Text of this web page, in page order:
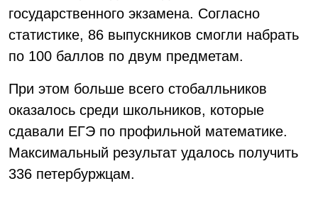
государственного экзамена. Согласно
статистике, 86 выпускников смогли набрать
по 100 баллов по двум предметам.
При этом больше всего стобалльников
оказалось среди школьников, которые
сдавали ЕГЭ по профильной математике.
Максимальный результат удалось получить
336 петербуржцам.